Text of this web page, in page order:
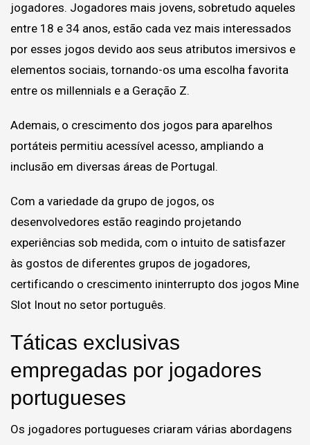
jogadores. Jogadores mais jovens, sobretudo aqueles
entre 18 e 34 anos, estão cada vez mais interessados
por esses jogos devido aos seus atributos imersivos e
elementos sociais, tornando-os uma escolha favorita
entre os millennials e a Geração Z.
Ademais, o crescimento dos jogos para aparelhos
portáteis permitiu acessível acesso, ampliando a
inclusão em diversas áreas de Portugal.
Com a variedade da grupo de jogos, os
desenvolvedores estão reagindo projetando
experiências sob medida, com o intuito de satisfazer
às gostos de diferentes grupos de jogadores,
certificando o crescimento ininterrupto dos jogos Mine
Slot Inout no setor português.
Táticas exclusivas
empregadas por jogadores
portugueses
Os jogadores portugueses criaram várias abordagens